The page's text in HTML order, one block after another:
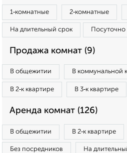
1‑комнатные 2‑комнатные
На длительный срок Посуточно
Продажа комнат (9)
В общежитии В коммунальной
В 2‑к квартире В 3‑к квартире
Аренда комнат (126)
В общежитии В 2‑к квартире
Без посредников На